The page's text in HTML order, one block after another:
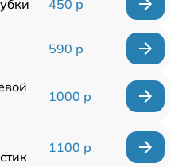
450 р
590 р
1000 р
1100 р